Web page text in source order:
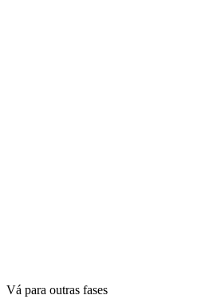
Vá para outras fases